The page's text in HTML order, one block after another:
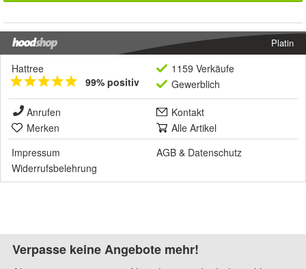
Platin
Hattree
99% positiv
1159 Verkäufe
Gewerblich
Anrufen
Kontakt
Merken
Alle Artikel
Impressum
AGB & Datenschutz
Widerrufsbelehrung
Verpasse keine Angebote mehr!